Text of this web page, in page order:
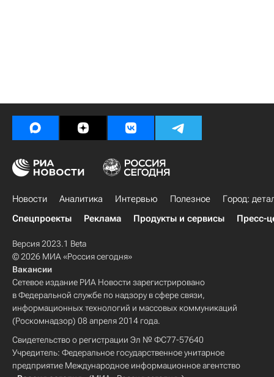
Новости Аналитика Интервью Полезное
Город:
Спецпроекты
Реклама Продукты и сервисы Пресс-
Версия 2023.1 Beta
© 2026 МИА «Россия сегодня»
Вакансии
Сетевое издание РИА Новости зарегистрировано
в Федеральной службе по надзору в сфере связи,
информационных технологий и массовых коммуникаций
(Роскомнадзор) 08 апреля 2014 года.
Свидетельство о регистрации Эл № ФС77-57640
Учредитель: Федеральное государственное унитарное
предприятие Международное информационное агентство